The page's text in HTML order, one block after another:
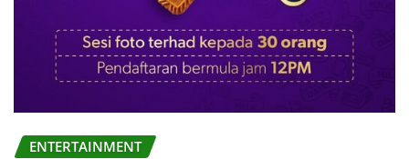
ENTERTAINMENT